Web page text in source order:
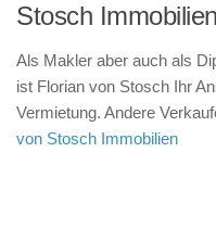
Stosch
Als Makler aber auch als
ist Florian von Stosch Ihr
Vermietung. Andere
von Stosch Immobilien